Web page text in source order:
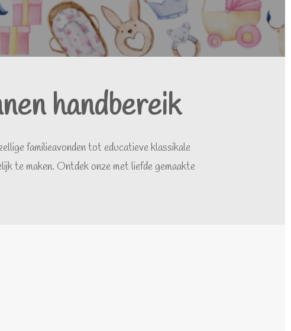
handbereik
familieavonden tot educatieve klassikale
te maken. Ontdek onze met liefde gemaakte